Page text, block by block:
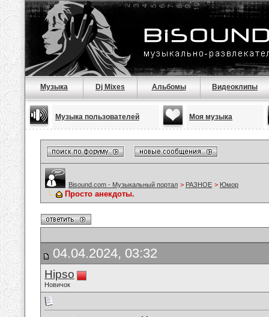
Музыка Dj Mixes Альбомы Видеоклипы
Музыка пользователей Моя музыка
Bisound.com - Музыкальный портал > РАЗНОЕ > Юмор
Просто анекдоты.
04.04.2024, 03:32
Hipso
Новичок